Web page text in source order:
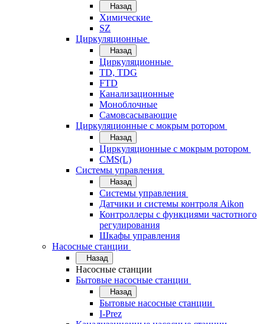
Назад
Химические
SZ
Циркуляционные
Назад
Циркуляционные
TD, TDG
FTD
Канализационные
Моноблочные
Самовсасывающие
Циркуляционные с мокрым ротором
Назад
Циркуляционные с мокрым ротором
CMS(L)
Системы управления
Назад
Системы управления
Датчики и системы контроля Aikon
Контроллеры с функциями частотного
регулирования
Шкафы управления
Насосные станции
Назад
Насосные станции
Бытовые насосные станции
Назад
Бытовые насосные станции
I-Prez